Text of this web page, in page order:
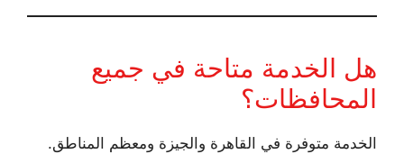
هل الخدمة متاحة في جميع
المحافظات؟
الخدمة متوفرة في القاهرة والجيزة ومعظم المناطق.